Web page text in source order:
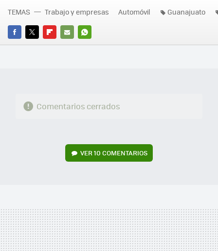
FACEBOOK
TWITTERFLIPBOARD
E-
WHATSAPP
TEMAS Trabajo y empresas Automóvil Guanajuato
Comentarios cerrados
VER10 COMENTARIOS